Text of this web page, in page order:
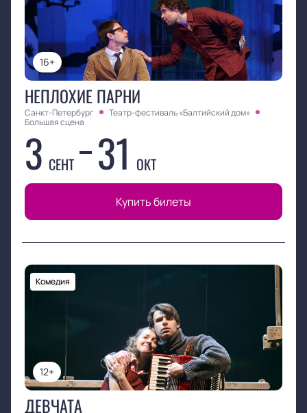
16+
НЕПЛОХИЕ ПАРНИ
Санкт-Петербург
Театр-фестиваль «Балтийский дом»
Большая сцена
3 СЕНТ 31 ОКТ
Купить билеты
12+
Комедия
ДЕВЧАТА